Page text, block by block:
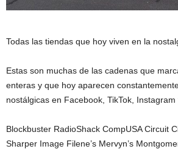
Todas las tiendas que hoy viven en la
Estas son muchas de las cadenas que
enteras y que hoy aparecen
nostálgicas en Facebook, TikTok, Instagram
Blockbuster RadioShack CompUSA Circuit
Sharper Image Filene’s Mervyn’s